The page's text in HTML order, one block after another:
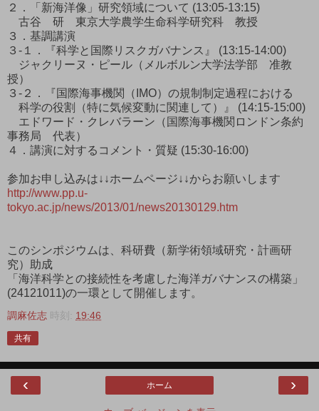
２．「新海洋像」研究領域について (13:05-13:15)
古谷 研 東京大学農学生命科学研究科 教授
３．基調講演
３-１．『科学と国際リスクガバナンス』 (13:15-14:00)
ジャクリーヌ・ピール（メルボルン大学法学部 准教
授）
３-２．『国際海事機関（IMO）の規制制定過程における
科学の役割（特に気候変動に関連して）』 (14:15-15:00)
エドワード・クレバラーン（国際海事機関ロンドン条約
事務局 代表）
４．講演に対するコメント・質疑 (15:30-16:00)
参加お申し込みは↓↓ホームページ↓↓からお願いします
http://www.pp.u-
tokyo.ac.jp/news/2013/01/news20130129.htm
このシンポジウムは、科研費（新学術領域研究・計画研
究）助成
「海洋科学との接続性を考慮した海洋ガバナンスの構築」
(24121011)の一環として開催します。
調麻佐志 時刻: 19:46
共有
‹ ›
ホーム